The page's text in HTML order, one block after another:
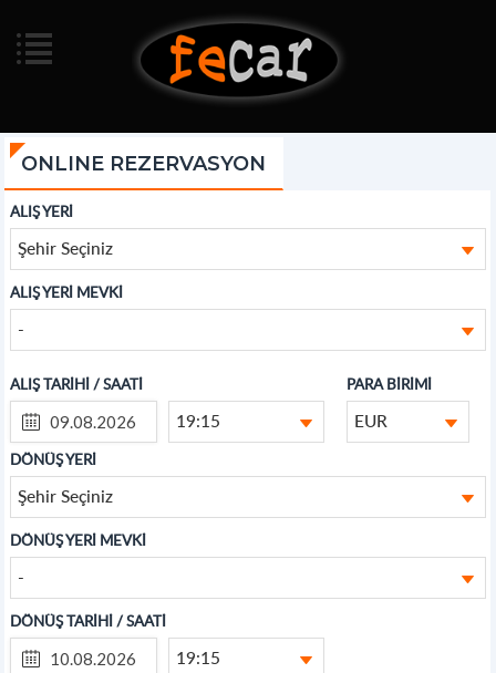
ONLINE REZERVASYON
ALIŞ YERİ
Şehir Seçiniz
ALIŞ YERİ MEVKİ
-
ALIŞ TARİHİ / SAATİ
19:15
PARA BİRİMİ
EUR
DÖNÜŞ YERİ
Şehir Seçiniz
DÖNÜŞ YERİ MEVKİ
-
DÖNÜŞ TARİHİ / SAATİ
19:15